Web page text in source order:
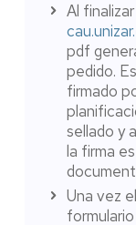
Al
pdf
pedido.
firmado
sellado y
la firma
Una vez